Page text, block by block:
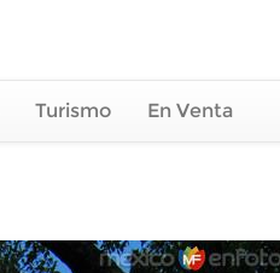
Turismo En Venta